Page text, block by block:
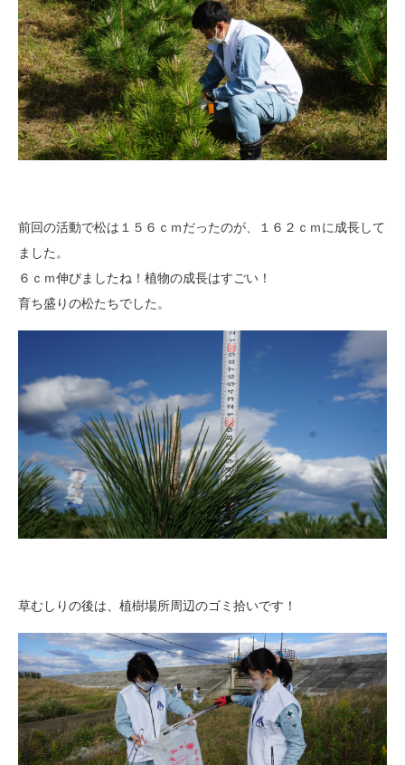
前回の活動で松は１５６ｃｍだったのが、１６２ｃｍに成長して
ました。
６ｃｍ伸びましたね！植物の成長はすごい！
育ち盛りの松たちでした。
草むしりの後は、植樹場所周辺のゴミ拾いです！